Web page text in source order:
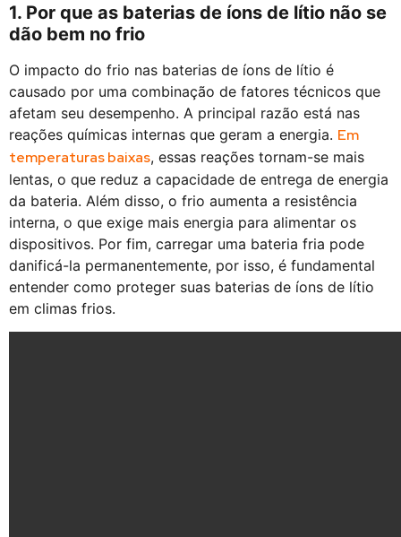
1. Por que as baterias de íons de lítio não se
dão bem no frio
O impacto do frio nas baterias de íons de lítio é
causado por uma combinação de fatores técnicos que
afetam seu desempenho. A principal razão está nas
reações químicas internas que geram a energia. Em
temperaturas baixas, essas reações tornam-se mais
lentas, o que reduz a capacidade de entrega de energia
da bateria. Além disso, o frio aumenta a resistência
interna, o que exige mais energia para alimentar os
dispositivos. Por fim, carregar uma bateria fria pode
danificá-la permanentemente, por isso, é fundamental
entender como proteger suas baterias de íons de lítio
em climas frios.